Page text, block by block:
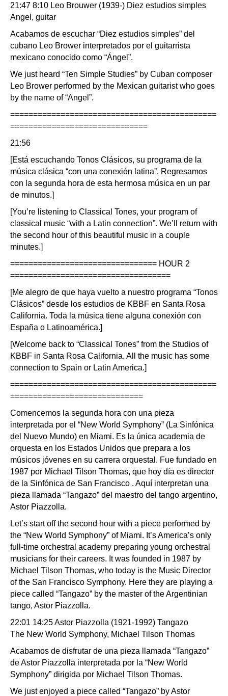
21:47 8:10 Leo Brouwer (1939-) Diez estudios simples
Angel, guitar
Acabamos de escuchar “Diez estudios simples” del
cubano Leo Brower interpretados por el guitarrista
mexicano conocido como “Ángel”.
We just heard “Ten Simple Studies” by Cuban composer
Leo Brower performed by the Mexican guitarist who goes
by the name of “Angel”.
=============================================
==============================
21:56
[Está escuchando Tonos Clásicos, su programa de la
música clásica “con una conexión latina”. Regresamos
con la segunda hora de esta hermosa música en un par
de minutos.]
[You’re listening to Classical Tones, your program of
classical music “with a Latin connection”. We’ll return with
the second hour of this beautiful music in a couple
minutes.]
================================ HOUR 2
===================================
[Me alegro de que haya vuelto a nuestro programa “Tonos
Clásicos” desde los estudios de KBBF en Santa Rosa
California. Toda la música tiene alguna conexión con
España o Latinoamérica.]
[Welcome back to “Classical Tones” from the Studios of
KBBF in Santa Rosa California. All the music has some
connection to Spain or Latin America.]
=============================================
=============================
Comencemos la segunda hora con una pieza
interpretada por el “New World Symphony” (La Sinfónica
del Nuevo Mundo) en Miami. Es la única academia de
orquesta en los Estados Unidos que prepara a los
músicos jóvenes en su carrera orquestal. Fue fundado en
1987 por Michael Tilson Thomas, que hoy día es director
de la Sinfónica de San Francisco . Aquí interpretan una
pieza llamada “Tangazo” del maestro del tango argentino,
Astor Piazzolla.
Let’s start off the second hour with a piece performed by
the “New World Symphony” of Miami. It’s America’s only
full-time orchestral academy preparing young orchestral
musicians for their careers. It was founded in 1987 by
Michael Tilson Thomas, who today is the Music Director
of the San Francisco Symphony. Here they are playing a
piece called “Tangazo” by the master of the Argentinian
tango, Astor Piazzolla.
22:01 14:25 Astor Piazzolla (1921-1992) Tangazo
The New World Symphony, Michael Tilson Thomas
Acabamos de disfrutar de una pieza llamada “Tangazo”
de Astor Piazzolla interpretada por la “New World
Symphony” dirigida por Michael Tilson Thomas.
We just enjoyed a piece called “Tangazo” by Astor